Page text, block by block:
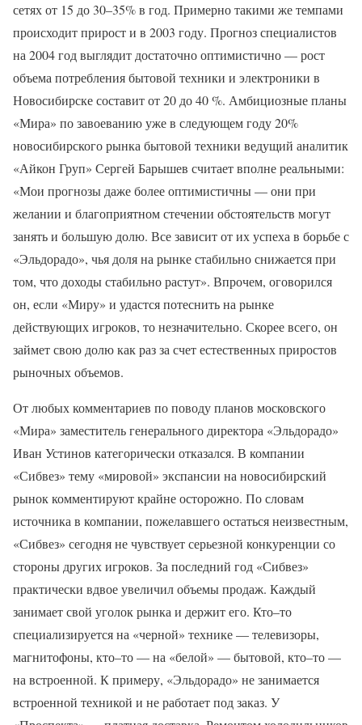
сетях от 15 до 30–35% в год. Примерно такими же темпами
происходит прирост и в 2003 году. Прогноз специалистов
на 2004 год выглядит достаточно оптимистично — рост
объема потребления бытовой техники и электроники в
Новосибирске составит от 20 до 40 %. Амбициозные планы
«Мира» по завоеванию уже в следующем году 20%
новосибирского рынка бытовой техники ведущий аналитик
«Айкон Груп» Сергей Барышев считает вполне реальными:
«Мои прогнозы даже более оптимистичны — они при
желании и благоприятном стечении обстоятельств могут
занять и большую долю. Все зависит от их успеха в борьбе с
«Эльдорадо», чья доля на рынке стабильно снижается при
том, что доходы стабильно растут». Впрочем, оговорился
он, если «Миру» и удастся потеснить на рынке
действующих игроков, то незначительно. Скорее всего, он
займет свою долю как раз за счет естественных приростов
рыночных объемов.
От любых комментариев по поводу планов московского
«Мира» заместитель генерального директора «Эльдорадо»
Иван Устинов категорически отказался. В компании
«Сибвез» тему «мировой» экспансии на новосибирский
рынок комментируют крайне осторожно. По словам
источника в компании, пожелавшего остаться неизвестным,
«Сибвез» сегодня не чувствует серьезной конкуренции со
стороны других игроков. За последний год «Сибвез»
практически вдвое увеличил объемы продаж. Каждый
занимает свой уголок рынка и держит его. Кто–то
специализируется на «черной» технике — телевизоры,
магнитофоны, кто–то — на «белой» — бытовой, кто–то —
на встроенной. К примеру, «Эльдорадо» не занимается
встроенной техникой и не работает под заказ. У